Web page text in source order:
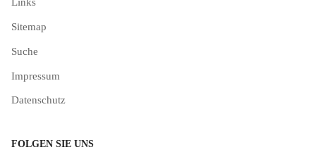
Sitemap
Suche
Impressum
Datenschutz
FOLGEN SIE UNS